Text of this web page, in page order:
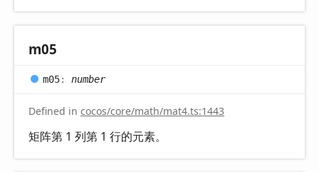
m05
m05: number
Defined in cocos/core/math/mat4.ts:1443
矩阵第 1 列第 1 行的元素。